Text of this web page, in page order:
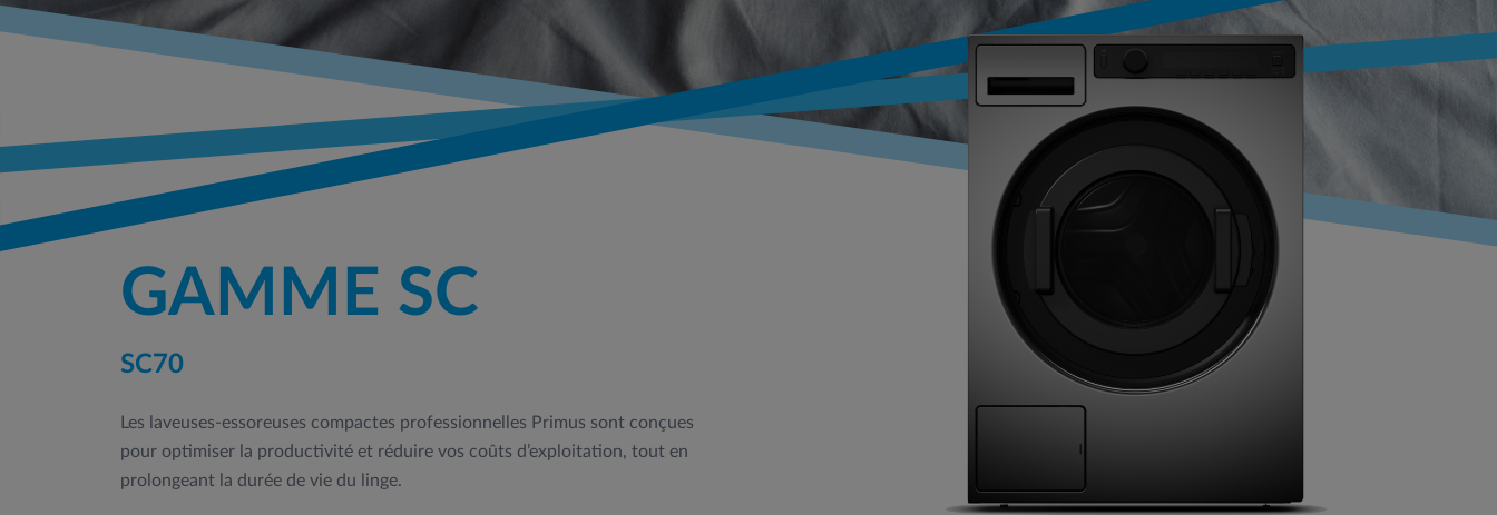
GAMME SC
SC70
Les laveuses-essoreuses compactes professionnelles Primus sont conçues
pour optimiser la productivité et réduire vos coûts d’exploitation, tout en
prolongeant la durée de vie du linge.